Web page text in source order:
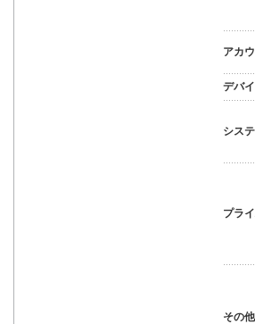
アカ
デバ
シス
プラ
その